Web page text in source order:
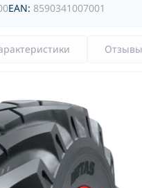
EAN: 8590341007001
Отзывы